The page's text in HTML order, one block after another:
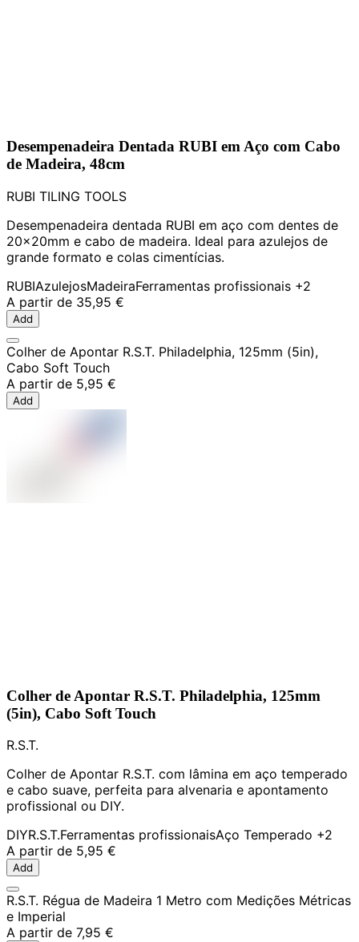
Desempenadeira Dentada RUBI em Aço com Cabo
de Madeira, 48cm
RUBI TILING TOOLS
Desempenadeira dentada RUBI em aço com dentes de
20x20mm e cabo de madeira. Ideal para azulejos de
grande formato e colas cimentícias.
RUBIAzulejosMadeiraFerramentas profissionais +2
A partir de 35,95 €
Add
Colher de Apontar R.S.T. Philadelphia, 125mm (5in),
Cabo Soft Touch
A partir de 5,95 €
Add
Colher de Apontar R.S.T. Philadelphia, 125mm
(5in), Cabo Soft Touch
R.S.T.
Colher de Apontar R.S.T. com lâmina em aço temperado
e cabo suave, perfeita para alvenaria e apontamento
profissional ou DIY.
DIYR.S.T.Ferramentas profissionaisAço Temperado +2
A partir de 5,95 €
Add
R.S.T. Régua de Madeira 1 Metro com Medições Métricas
e Imperial
A partir de 7,95 €